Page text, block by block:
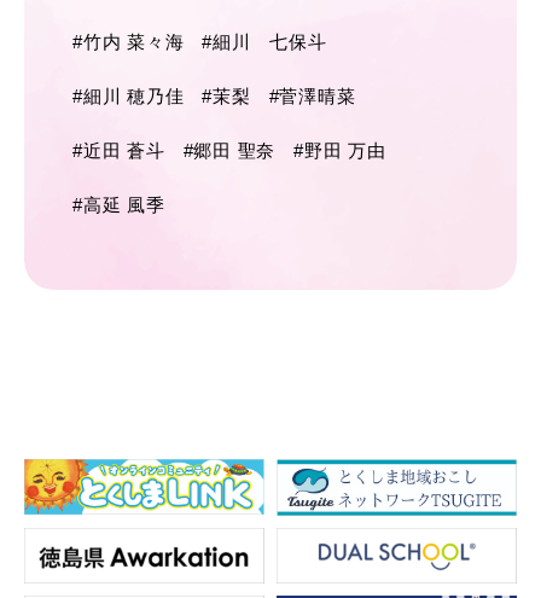
#竹内 菜々海 #細川 七保斗
#細川 穂乃佳 #茉梨 #菅澤晴菜
#近田 蒼斗 #郷田 聖奈 #野田 万由
#高延 風季